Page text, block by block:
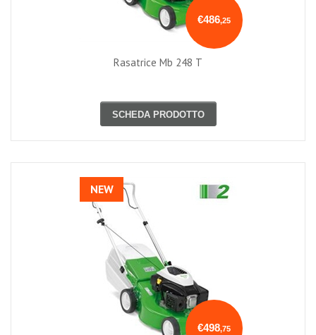
€486,25
Rasatrice Mb 248 T
SCHEDA PRODOTTO
€498,75
NEW